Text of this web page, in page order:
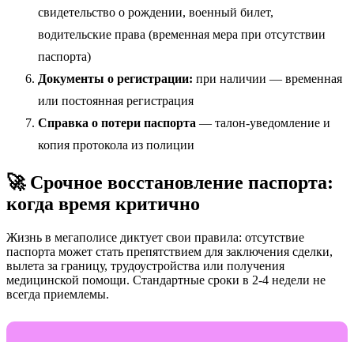
свидетельство о рождении, военный билет,
водительские права (временная мера при отсутствии
паспорта)
Документы о регистрации: при наличии — временная
или постоянная регистрация
Справка о потери паспорта — талон-уведомление и
копия протокола из полиции
🚀 Срочное восстановление паспорта:
когда время критично
Жизнь в мегаполисе диктует свои правила: отсутствие
паспорта может стать препятствием для заключения сделки,
вылета за границу, трудоустройства или получения
медицинской помощи. Стандартные сроки в 2-4 недели не
всегда приемлемы.